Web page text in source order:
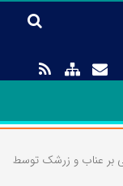
بر عناب و زرشک توسط